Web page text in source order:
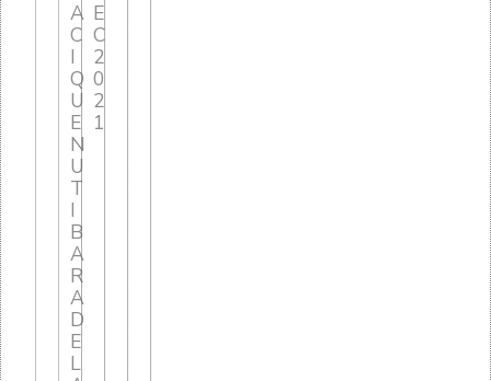
A
C
I
Q
U
E
N
U
T
I
B
A
R
A
D
E
L
E
C
2
0
2
1